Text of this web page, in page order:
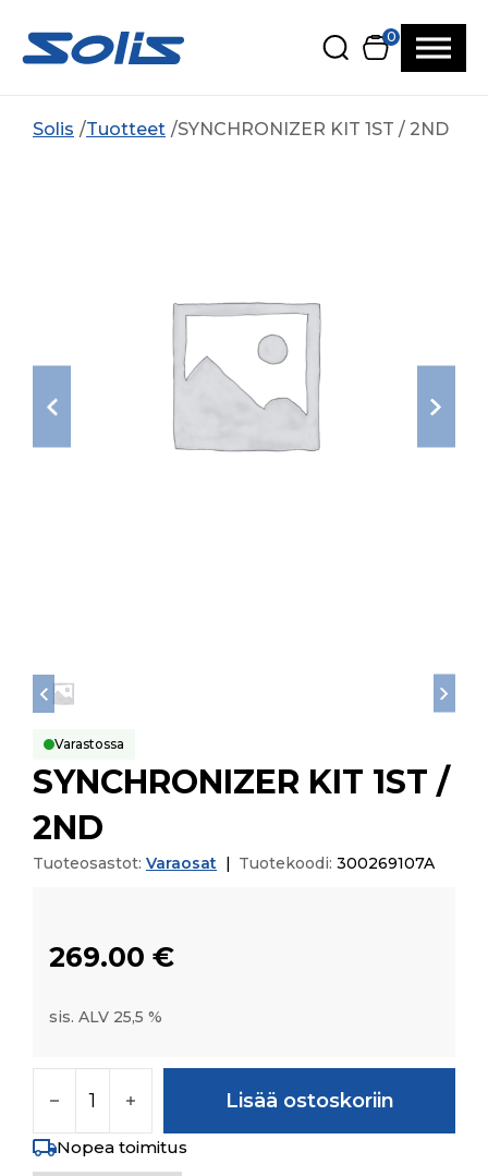
0
Solis Tuotteet SYNCHRONIZER KIT 1ST / 2ND
Varastossa
SYNCHRONIZER KIT 1ST /
2ND
Tuoteosastot: Varaosat Tuotekoodi: 300269107A
269.00 €
sis. ALV 25,5 %
Lisää ostoskoriin
Nopea toimitus